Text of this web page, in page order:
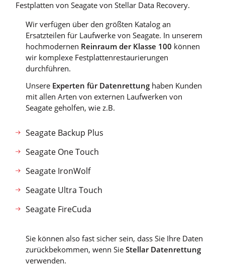
Festplatten von Seagate von Stellar Data Recovery.
Wir verfügen über den größten Katalog an
Ersatzteilen für Laufwerke von Seagate. In unserem
hochmodernen Reinraum der Klasse 100 können
wir komplexe Festplattenrestaurierungen
durchführen.
Unsere Experten für Datenrettung haben Kunden
mit allen Arten von externen Laufwerken von
Seagate geholfen, wie z.B.
Seagate Backup Plus
Seagate One Touch
Seagate IronWolf
Seagate Ultra Touch
Seagate FireCuda
Sie können also fast sicher sein, dass Sie Ihre Daten
zurückbekommen, wenn Sie Stellar Datenrettung
verwenden.